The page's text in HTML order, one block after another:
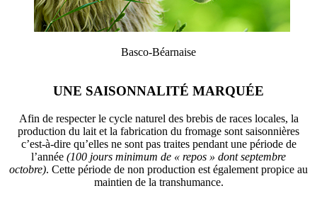
Basco-Béarnaise
UNE SAISONNALITÉ MARQUÉE
Afin de respecter le cycle naturel des brebis de races locales, la
production du lait et la fabrication du fromage sont saisonnières
c’est-à-dire qu’elles ne sont pas traites pendant une période de
l’année (100 jours minimum de « repos » dont septembre
octobre). Cette période de non production est également propice au
maintien de la transhumance.